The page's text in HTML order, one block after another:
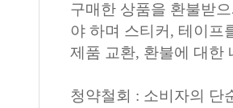
구매한 상품을 환불받
야 하며 스티커, 테이프
제품 교환, 환불에 대한
청약철회 : 소비자의 단